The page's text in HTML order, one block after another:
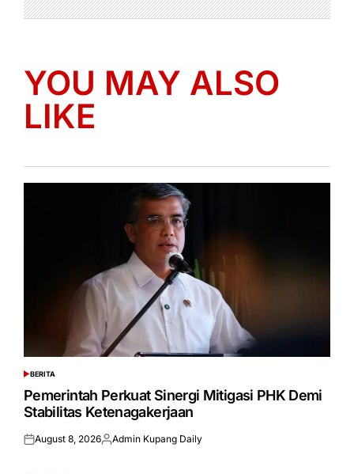
YOU MAY ALSO
LIKE
POSTED
IN
BERITA
Pemerintah Perkuat Sinergi Mitigasi PHK Demi
Stabilitas Ketenagakerjaan
Posted
August 8, 2026Posted
Admin Kupang Daily